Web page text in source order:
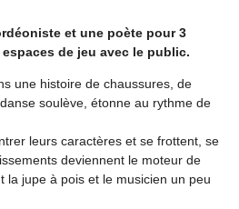
et une poète pour 3
de jeu avec le public.
une histoire de chaussures, de
soulève, étonne au rythme de
leurs caractères et se frottent, se
deviennent le moteur de
la jupe à pois et le musicien un peu